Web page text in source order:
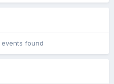
found